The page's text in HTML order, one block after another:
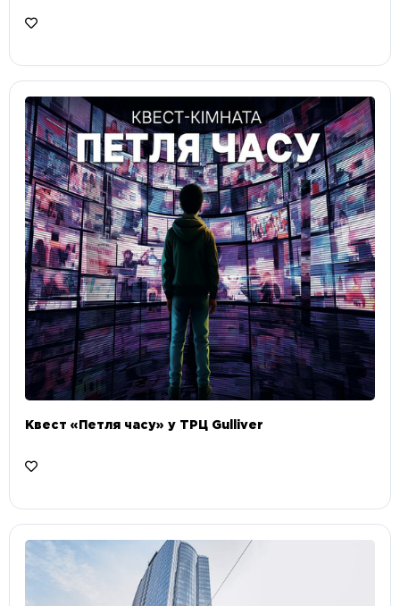
Квест «Петля часу» у ТРЦ Gulliver